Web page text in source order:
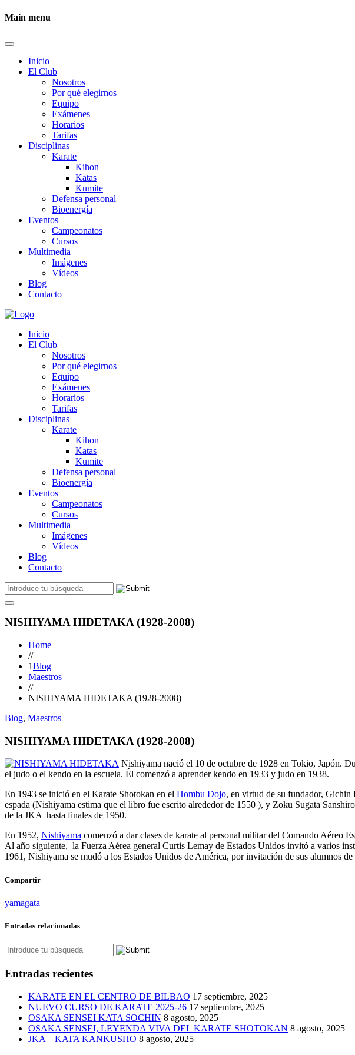
Main menu
Inicio
El Club
Nosotros
Por qué elegirnos
Equipo
Exámenes
Horarios
Tarifas
Disciplinas
Karate
Kihon
Katas
Kumite
Defensa personal
Bioenergía
Eventos
Campeonatos
Cursos
Multimedia
Imágenes
Vídeos
Blog
Contacto
Inicio
El Club
Nosotros
Por qué elegirnos
Equipo
Exámenes
Horarios
Tarifas
Disciplinas
Karate
Kihon
Katas
Kumite
Defensa personal
Bioenergía
Eventos
Campeonatos
Cursos
Multimedia
Imágenes
Vídeos
Blog
Contacto
NISHIYAMA HIDETAKA (1928-2008)
Home
//
1Blog
Maestros
//
NISHIYAMA HIDETAKA (1928-2008)
Blog, Maestros
NISHIYAMA HIDETAKA (1928-2008)
Nishiyama nació el 10 de octubre de 1928 en Tokio, Japón.
el judo o el kendo en la escuela. Él comenzó a aprender kendo en 1933 y judo en 1938.
En 1943 se inició en el Karate Shotokan en el Hombu Dojo, en virtud de su fundador, Gichin
espada (Nishiyama estima que el libro fue escrito alrededor de 1550 ), y Zoku Sugata
de la JKA hasta finales de 1950.
En 1952, Nishiyama comenzó a dar clases de karate al personal militar del Comando Aéreo
Al año siguiente, la Fuerza Aérea general Curtis Lemay de Estados Unidos invitó a varios
1961, Nishiyama se mudó a los Estados Unidos de América, por invitación de sus alumnos
Compartir
yamagata
Entradas relacionadas
Entradas recientes
KARATE EN EL CENTRO DE BILBAO 17 septiembre, 2025
NUEVO CURSO DE KARATE 2025-26 17 septiembre, 2025
OSAKA SENSEI KATA SOCHIN 8 agosto, 2025
OSAKA SENSEI, LEYENDA VIVA DEL KARATE SHOTOKAN 8 agosto, 2025
JKA – KATA KANKUSHO 8 agosto, 2025